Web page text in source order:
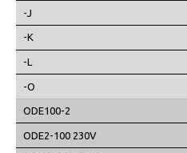
-J
-K
-L
-O
ODE100-2
ODE2-100 230V